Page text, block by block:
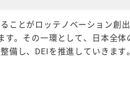
ことがロッテノベーション創
す。その一環として、日本全
備し、DEIを推進していきます